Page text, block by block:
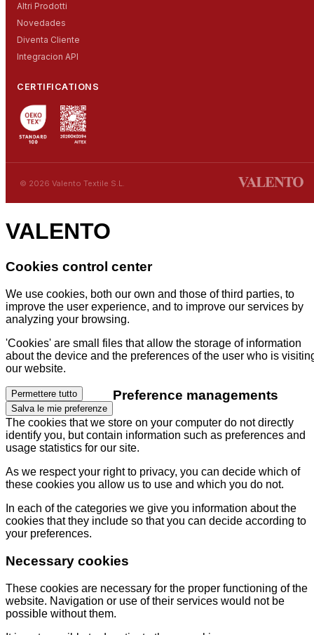
Altri Prodotti
Novedades
Diventa Cliente
Integracion API
CERTIFICATIONS
© 2026 Valento Textile S.L.
VALENTO
Cookies control center
We use cookies, both our own and those of third parties, to
improve the user experience, and to improve our services by
analyzing your browsing.
'Cookies' are small files that allow the storage of information
about the device and the preferences of the user who is
our website.
Permettere tutto
Salva le mie preferenze
Preference managements
The cookies that we store on your computer do not directly
identify you, but contain information such as preferences and
usage statistics for our site.
As we respect your right to privacy, you can decide which of
these cookies you allow us to use and which you do not.
In each of the categories we give you information about the
cookies that they include so that you can decide according to
your preferences.
Necessary cookies
These cookies are necessary for the proper functioning of the
website. Navigation or use of their services would not be
possible without them.